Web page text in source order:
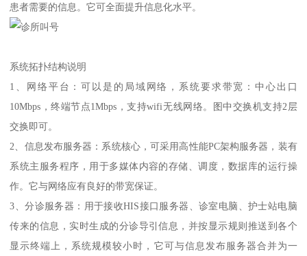
患者需要的信息。它可全面提升信息化水平。
系统拓扑结构说明
1、网络平台：可以是的局域网络，系统要求带宽：中心出口
10Mbps，终端节点1Mbps，支持wifi无线网络。图中交换机支持2层
交换即可。
2、信息发布服务器：系统核心，可采用高性能PC架构服务器，装有
系统主服务程序，用于多媒体内容的存储、调度，数据库的运行操
作。它与网络应有良好的带宽保证。
3、分诊服务器：用于接收HIS接口服务器、诊室电脑、护士站电脑
传来的信息，实时生成的分诊导引信息，并按显示规则推送到各个
显示终端上，系统规模较小时，它可与信息发布服务器合并为一